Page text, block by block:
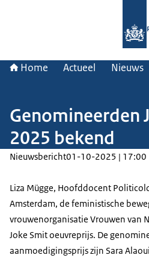
Home Actueel Nieuws
Genomineerden
2025 bekend
Nieuwsbericht01-10-2025 | 17:00
Liza Mügge, Hoofddocent
Amsterdam, de feministische
vrouwenorganisatie Vrouwen van
Joke Smit oeuvreprijs. De
aanmoedigingsprijs zijn Sara